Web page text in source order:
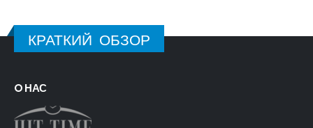
КРАТКИЙ ОБЗОР
O НАС